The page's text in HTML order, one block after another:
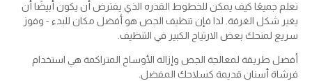
نعلم جميعًا كيف يمكن للخطوط القذره الذي يفترض أن يكون أبيضًا أن
يغير شكل الغرفة. لذا فإن تنظيف الجص هو أفضل مكان للبدء - وفوز
سريع لمنحك بعض الارتياح الكبير في التنظيف.
أفضل طريقة لمعالجة الجص وإزالة الأوساخ المتراكمة هي استخدام
فرشاة أسنان قديمة كسلاحك المفضل.